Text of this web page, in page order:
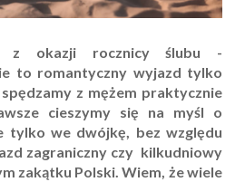
z okazji rocznicy ślubu -
to romantyczny wyjazd tylko
z mężem praktycznie
cieszymy się na myśl o
tylko we dwójkę, bez względu
zagraniczny czy kilkudniowy
zakątku Polski. Wiem, że wiele